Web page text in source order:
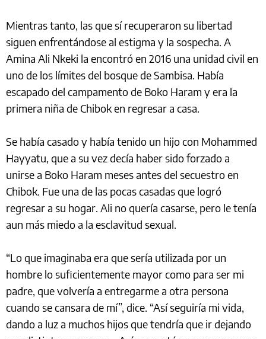
Mientras tanto, las que sí recuperaron su libertad
siguen enfrentándose al estigma y la sospecha. A
Amina Ali Nkeki la encontró en 2016 una unidad civil en
uno de los límites del bosque de Sambisa. Había
escapado del campamento de Boko Haram y era la
primera niña de Chibok en regresar a casa.
Se había casado y había tenido un hijo con Mohammed
Hayyatu, que a su vez decía haber sido forzado a
unirse a Boko Haram meses antes del secuestro en
Chibok. Fue una de las pocas casadas que logró
regresar a su hogar. Ali no quería casarse, pero le tenía
aun más miedo a la esclavitud sexual.
“Lo que imaginaba era que sería utilizada por un
hombre lo suficientemente mayor como para ser mi
padre, que volvería a entregarme a otra persona
cuando se cansara de mí”, dice. “Así seguiría mi vida,
dando a luz a muchos hijos que tendría que ir dejando